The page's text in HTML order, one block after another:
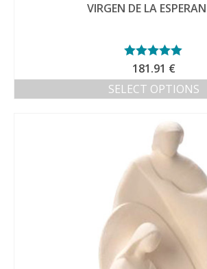
VIRGEN DE LA
Valorado con
5.00de 5
181.91 €
SELECT OPTIONS